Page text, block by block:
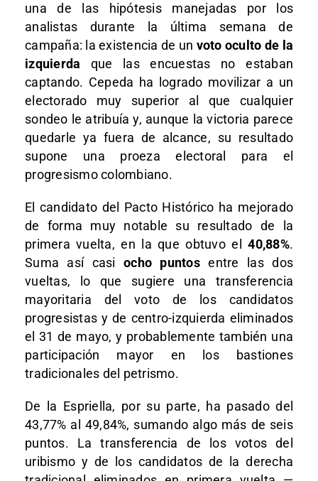
una de las hipótesis manejadas por los
analistas durante la última semana de
campaña: la existencia de un voto oculto de la
izquierda que las encuestas no estaban
captando. Cepeda ha logrado movilizar a un
electorado muy superior al que cualquier
sondeo le atribuía y, aunque la victoria parece
quedarle ya fuera de alcance, su resultado
supone una proeza electoral para el
progresismo colombiano.
El candidato del Pacto Histórico ha mejorado
de forma muy notable su resultado de la
primera vuelta, en la que obtuvo el40,88%.
Suma así casiocho puntosentre las dos
vueltas, lo que sugiere una transferencia
mayoritaria del voto de los candidatos
progresistas y de centro-izquierda eliminados
el 31 de mayo, y probablemente también una
participación mayor en los bastiones
tradicionales del petrismo.
De la Espriella, por su parte, ha pasado del
43,77% al 49,84%, sumando algo más de seis
puntos. La transferencia de los votos del
uribismo y de los candidatos de la derecha